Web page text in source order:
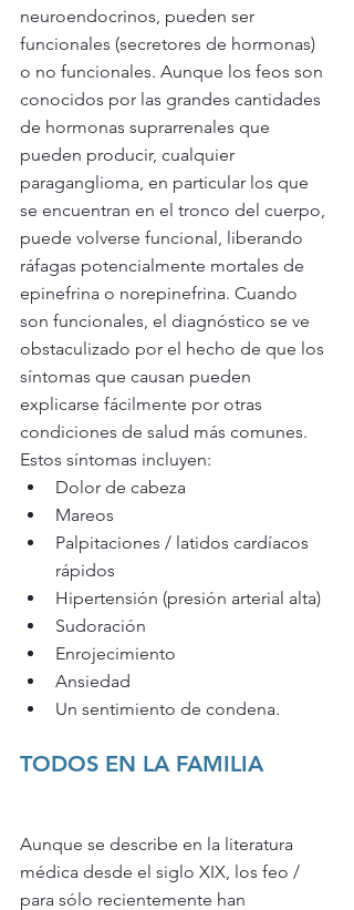
neuroendocrinos, pueden ser
funcionales (secretores de hormonas)
o no funcionales. Aunque los feos son
conocidos por las grandes cantidades
de hormonas suprarrenales que
pueden producir, cualquier
paraganglioma, en particular los que
se encuentran en el tronco del cuerpo,
puede volverse funcional, liberando
ráfagas potencialmente mortales de
epinefrina o norepinefrina. Cuando
son funcionales, el diagnóstico se ve
obstaculizado por el hecho de que los
síntomas que causan pueden
explicarse fácilmente por otras
condiciones de salud más comunes.
Estos síntomas incluyen:
Dolor de cabeza
Mareos
Palpitaciones / latidos cardíacos
rápidos
Hipertensión (presión arterial alta)
Sudoración
Enrojecimiento
Ansiedad
Un sentimiento de condena.
TODOS EN LA FAMILIA
Aunque se describe en la literatura
médica desde el siglo XIX, los feo /
para sólo recientemente han